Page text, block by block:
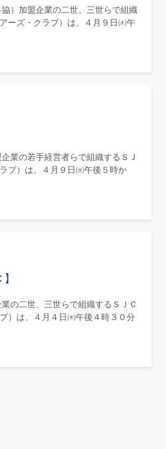
）加盟企業の二世、三世らで組織
ーズ・クラブ）は、４月９日㈭午
業の若手経営者らで組織するＳＪ
ブ）は、４月９日㈬午後５時か
の二世、三世らで組織するＳＪＣ
）は、４月４日㈭午後４時３０分